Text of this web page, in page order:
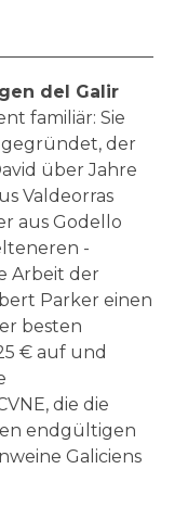
del Galir
familiär: Sie
gegründet, der
über Jahre
Valdeorras
aus Godello
-
Arbeit der
Parker einen
besten
€ auf und
die die
endgültigen
Galiciens